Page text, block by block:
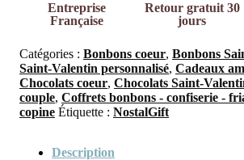
Entreprise
Française
Retour gratuit 30
jours
Catégories : Bonbons coeur, Bonbons
Saint-Valentin personnalisé, Cadeaux
Chocolats coeur, Chocolats Saint-
couple, Coffrets bonbons - confiserie -
copine Étiquette : NostalGift
Description